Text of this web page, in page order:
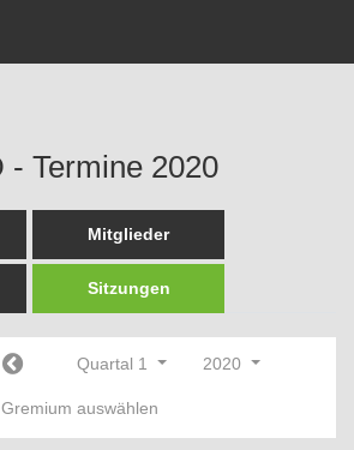
- Termine 2020
Mitglieder
Sitzungen
Quartal 1 2020
Gremium auswählen